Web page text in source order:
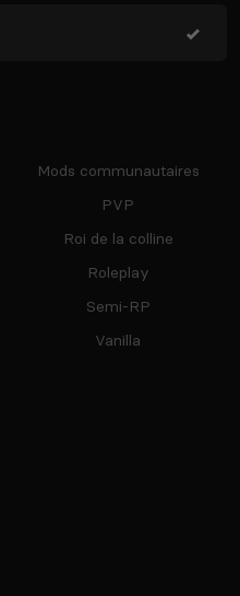
Mods communautaires
PVP
Roi de la colline
Roleplay
Semi-RP
Vanilla